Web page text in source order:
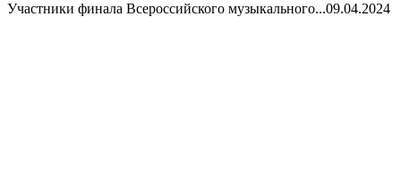
Участники финала Всероссийского музыкального...09.04.2024